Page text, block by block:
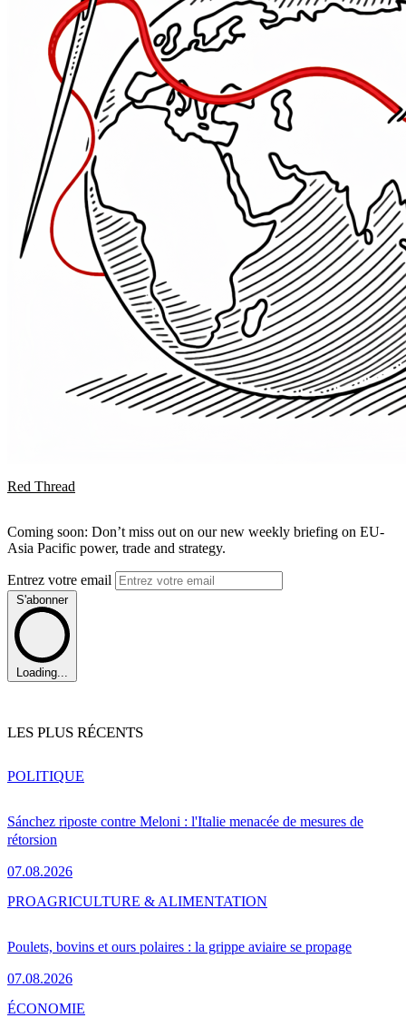
Red Thread
Coming soon: Don’t miss out on our new weekly briefing on EU-
Asia Pacific power, trade and strategy.
Entrez votre email
S'abonner
Loading...
LES PLUS RÉCENTS
Sánchez riposte contre Meloni : l'Italie menacée de mesures de
rétorsion
07.08.2026
POLITIQUE
Poulets, bovins et ours polaires : la grippe aviaire se propage
07.08.2026
PROAGRICULTURE & ALIMENTATION
ÉCONOMIE